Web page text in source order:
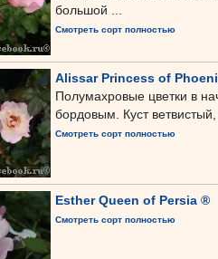
большой ...
Смотреть сорт полностью
Alissar Princess of
Полумахровые цветки в
бордовым. Куст
Смотреть сорт полностью
Esther Queen of Persia ®
Смотреть сорт полностью